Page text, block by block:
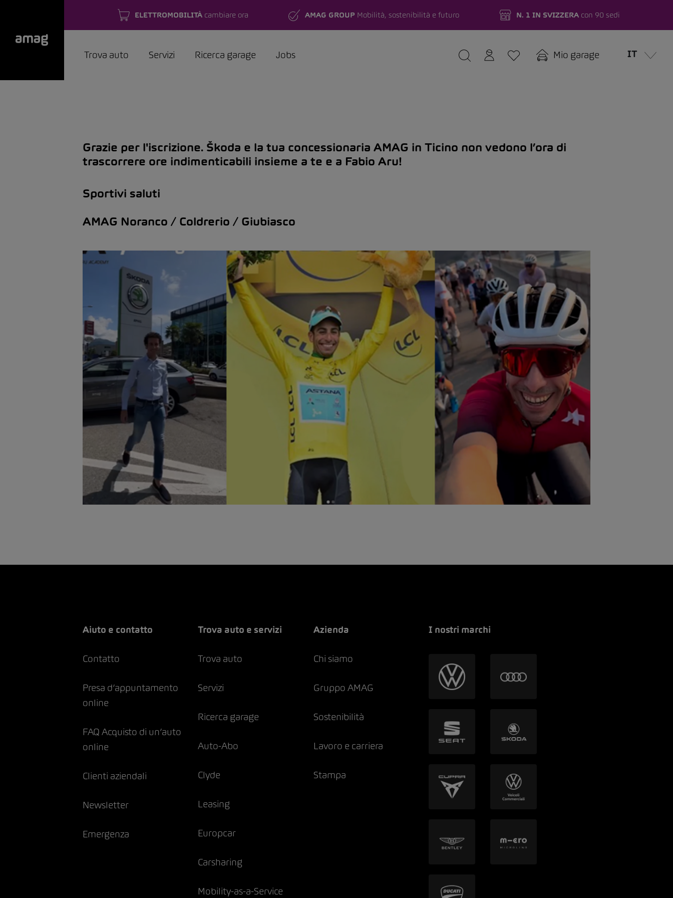
ELETTROMOBILITÀcambiare ora AMAG GROUP Mobilità, sostenibilità e futuro N. 1 IN SVIZZERAcon 90 sedi
Trova auto Servizi Ricerca garage Jobs Mio garage IT
Grazie per l'iscrizione. Škoda e la tua concessionaria AMAG in Ticino non vedono l’ora di
trascorrere ore indimenticabili insieme a te e a Fabio Aru!
Sportivi saluti
AMAG Noranco / Coldrerio / Giubiasco
Aiuto e contatto
Contatto
Presa d’appuntamento
online
FAQ Acquisto di un’auto
online
Clienti aziendali
Newsletter
Emergenza
Trova auto e servizi
Trova auto
Servizi
Ricerca garage
Auto-Abo
Clyde
Leasing
Europcar
Carsharing
Mobility-as-a-Service
Azienda
Chi siamo
Gruppo AMAG
Sostenibilità
Lavoro e carriera
Stampa
I nostri marchi